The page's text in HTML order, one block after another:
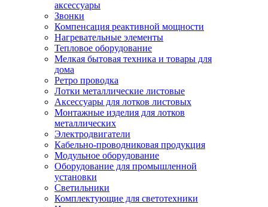
аксессуары
Звонки
Компенсация реактивной мощности
Нагревательные элементы
Тепловое оборудование
Мелкая бытовая техника и товары для
дома
Ретро проводка
Лотки металлические листовые
Аксессуары для лотков листовых
Монтажные изделия для лотков
металлических
Электродвигатели
Кабельно-проводниковая продукция
Модульное оборудование
Оборудование для промышленной
установки
Светильники
Комплектующие для светотехники